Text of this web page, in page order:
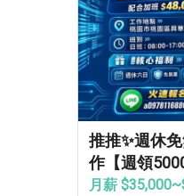
推推✨週休
作【週領
學經歷✔免
月薪